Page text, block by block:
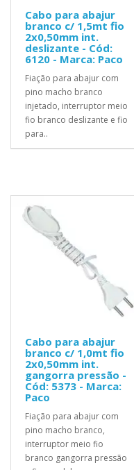
Cabo para abajur
branco c/ 1,5mt fio
2x0,50mm int.
deslizante - Cód:
6120 - Marca: Paco
Fiação para abajur com
pino macho branco
injetado, interruptor meio
fio branco deslizante e fio
para..
Cabo para abajur
branco c/ 1,0mt fio
2x0,50mm int.
gangorra pressão -
Cód: 5373 - Marca:
Paco
Fiação para abajur com
pino macho branco,
interruptor meio fio
branco gangorra pressão